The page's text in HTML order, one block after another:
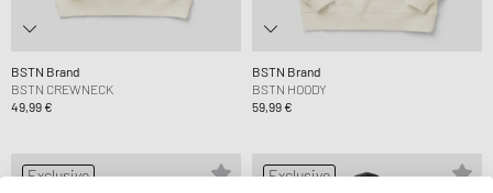
BSTN Brand
BSTN CREWNECK
49,99 €
BSTN Brand
BSTN HOODY
59,99 €
Exclusive Exclusive